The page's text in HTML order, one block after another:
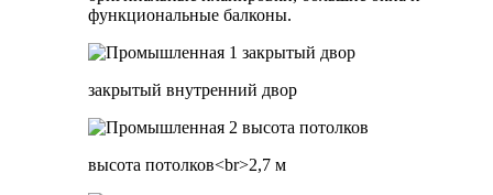
функциональные балконы.
закрытый внутренний двор
высота потолков<br>2,7 м